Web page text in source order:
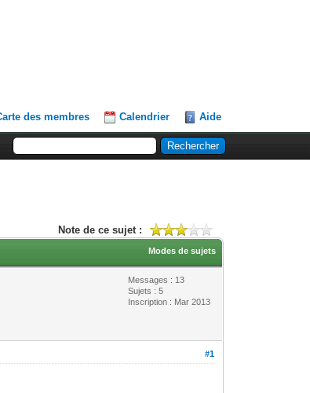
des membres Calendrier Aide
Note de ce sujet :
Modes de sujets
Messages : 13
Sujets : 5
Inscription : Mar 2013
#1